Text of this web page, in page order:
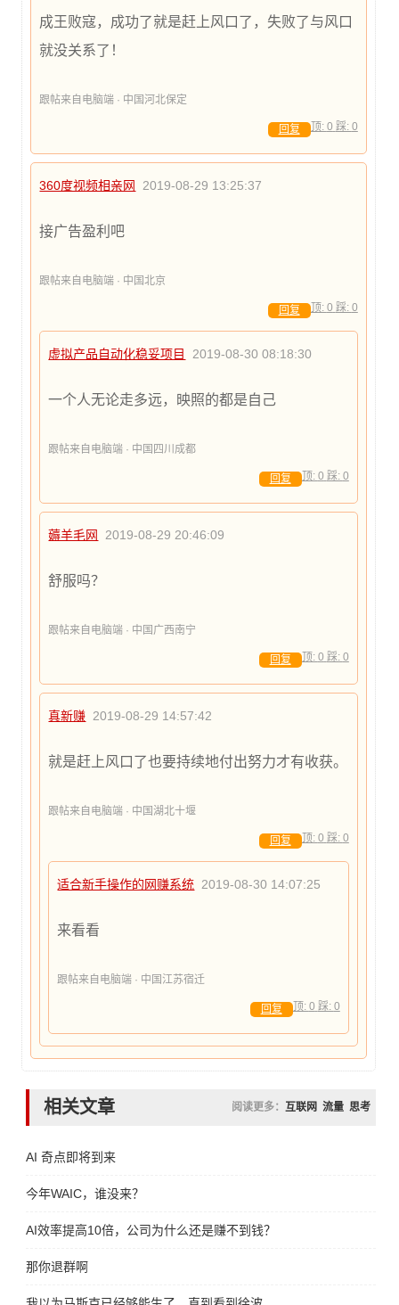
成王败寇，成功了就是赶上风口了，失败了与风口
就没关系了！
跟帖来自电脑端 · 中国河北保定
顶: 0 踩: 0
回复
360度视频相亲网 2019-08-29 13:25:37
接广告盈利吧
跟帖来自电脑端 · 中国北京
顶: 0 踩: 0
回复
虚拟产品自动化稳妥项目 2019-08-30 08:18:30
一个人无论走多远，映照的都是自己
跟帖来自电脑端 · 中国四川成都
顶: 0 踩: 0
回复
薅羊毛网 2019-08-29 20:46:09
舒服吗？
跟帖来自电脑端 · 中国广西南宁
顶: 0 踩: 0
回复
真新赚 2019-08-29 14:57:42
就是赶上风口了也要持续地付出努力才有收获。
跟帖来自电脑端 · 中国湖北十堰
顶: 0 踩: 0
回复
适合新手操作的网赚系统 2019-08-30 14:07:25
来看看
跟帖来自电脑端 · 中国江苏宿迁
顶: 0 踩: 0
回复
相关文章 阅读更多： 互联网 流量 思考
AI 奇点即将到来
今年WAIC，谁没来？
AI效率提高10倍，公司为什么还是赚不到钱？
那你退群啊